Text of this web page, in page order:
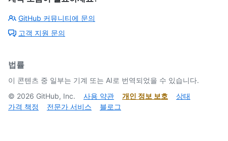
GitHub 커뮤니티에 문의
고객 지원 문의
법률
이 콘텐츠 중 일부는 기계 또는 AI로 번역되었을 수 있습니다.
© 2026 GitHub, Inc. 사용 약관 개인 정보 보호
상태
가격 책정
전문가 서비스 블로그